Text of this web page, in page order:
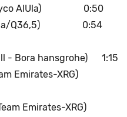
Jayco AlUla) 0:50
(Špa/Q36,5) 0:54
- Bora hansgrohe) 1:15
Emirates-XRG)
Team Emirates-XRG)